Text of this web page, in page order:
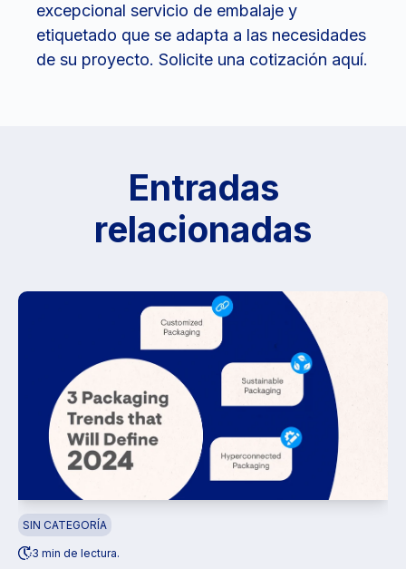
excepcional servicio de embalaje y
etiquetado que se adapta a las necesidades
de su proyecto. Solicite una cotización aquí.
Entradas
relacionadas
SIN CATEGORÍA
3 min de lectura.